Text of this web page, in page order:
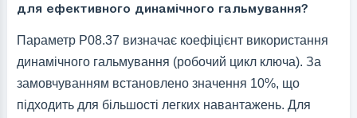
для ефективного динамічного гальмування?
Параметр P08.37 визначає коефіцієнт використання
динамічного гальмування (робочий цикл ключа). За
замовчуванням встановлено значення 10%, що
підходить для більшості легких навантажень. Для